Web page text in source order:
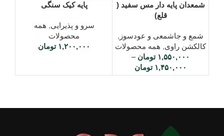
شمعدان پایه دار مس سفید (
قلع)
شمع و جاشمعی و عودسوز ,
کالکشن راوی, همه محصولات
۱,۵۵۰,۰۰۰ تومان –
۱,۴۵۰,۰۰۰ تومان
پایه کیک سنگی
سرو و پذیرایی, همه
محصولات
۱,۲۰۰,۰۰۰ تومان